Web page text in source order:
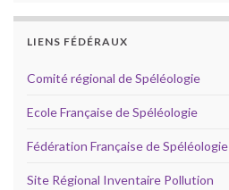
LIENS FÉDÉRAUX
Comité régional de Spéléologie
Ecole Française de Spéléologie
Fédération Française de Spéléologie
Site Régional Inventaire Pollution